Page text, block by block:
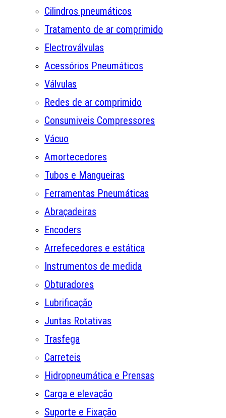
Cilindros pneumáticos
Tratamento de ar comprimido
Electroválvulas
Acessórios Pneumáticos
Válvulas
Redes de ar comprimido
Consumiveis Compressores
Vácuo
Amortecedores
Tubos e Mangueiras
Ferramentas Pneumáticas
Abraçadeiras
Encoders
Arrefecedores e estática
Instrumentos de medida
Obturadores
Lubrificação
Juntas Rotativas
Trasfega
Carreteis
Hidropneumática e Prensas
Carga e elevação
Suporte e Fixação